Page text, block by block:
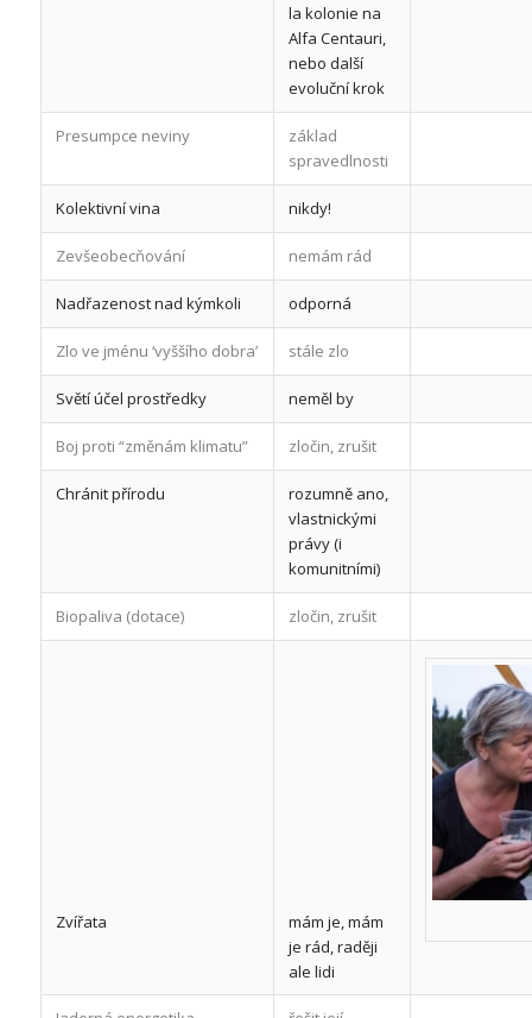
la kolonie na
Alfa Centauri,
nebo další
evoluční krok
Presumpce neviny
základ
spravedlnosti
Kolektivní vina nikdy!
Zevšeobecňování nemám rád
Nadřazenost nad kýmkoli odporná
Zlo ve jménu ‘vyššího dobra’ stále zlo
Světí účel prostředky neměl by
Boj proti “změnám klimatu” zločin, zrušit
Chránit přírodu
rozumně ano,
vlastnickými
právy (i
komunitními)
Biopaliva (dotace) zločin, zrušit
Zvířata
mám je, mám
je rád, raději
ale lidi